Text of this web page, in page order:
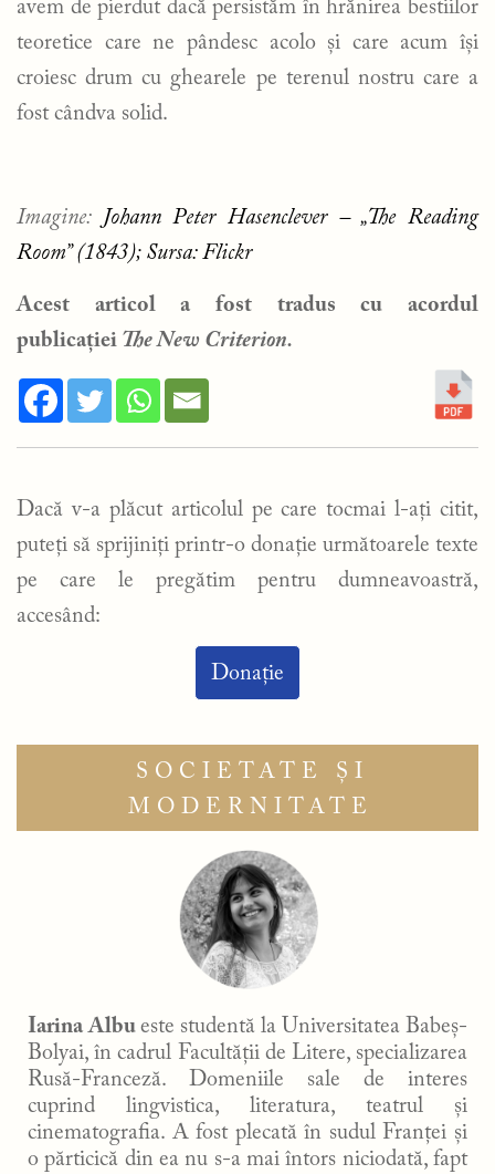
avem de pierdut dacă persistăm în hrănirea bestiilor
teoretice care ne pândesc acolo și care acum își
croiesc drum cu ghearele pe terenul nostru care a
fost cândva solid.
Imagine: Johann Peter Hasenclever – „The Reading
Room” (1843); Sursa: Flickr
Acest articol a fost tradus cu acordul
publicației The New Criterion.
Dacă v-a plăcut articolul pe care tocmai l-ați citit,
puteți să sprijiniți printr-o donație următoarele texte
pe care le pregătim pentru dumneavoastră,
accesând:
Donație
SOCIETATE ȘI
MODERNITATE
Iarina Albu este studentă la Universitatea Babeș-
Bolyai, în cadrul Facultății de Litere, specializarea
Rusă-Franceză. Domeniile sale de interes
cuprind lingvistica, literatura, teatrul și
cinematografia. A fost plecată în sudul Franței și
o părticică din ea nu s-a mai întors niciodată, fapt